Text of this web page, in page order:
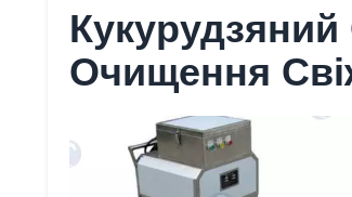
Очищення